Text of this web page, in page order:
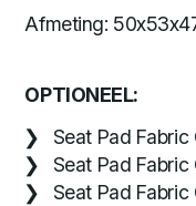
Afmeting:
OPTIONEEL:
Seat Pad
Seat Pad
Seat Pad